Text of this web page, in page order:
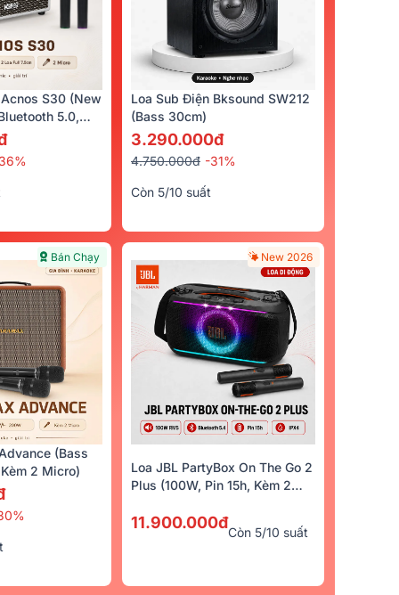
S30 (New
5.0,
Loa Sub Điện Bksound SW212
(bass 30cm)
3.290.000đ
4.750.000đ -31%
Còn 5/10 suất
Bán Chạy
(Bass
2 Micro)
New 2026
Loa JBL PartyBox On The Go 2
Plus (100W, Pin 15h, Kèm 2
11.900.000đ
Còn 5/10 suất